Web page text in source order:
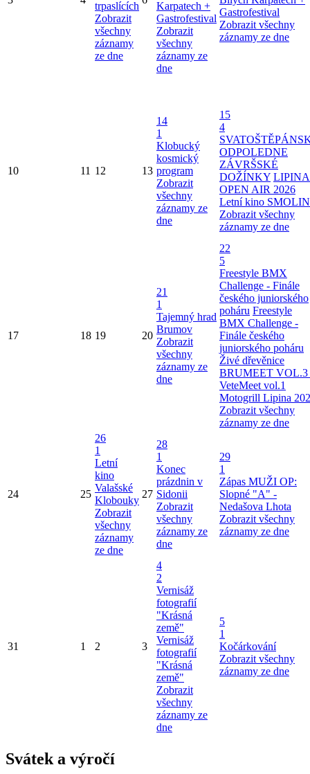
trpaslících
Zobrazit
všechny
záznamy
ze dne
Karpatech +
Gastrofestival
Zobrazit
všechny
záznamy ze
dne
Gastrofestival
Zobrazit všechny
záznamy ze dne
10 11 12 13
14
1
Klobucký
kosmický
program
Zobrazit
všechny
záznamy ze
dne
15
4
ODPOLEDNE
ZÁVRŠSKÉ
DOŽÍNKY LIPINA
OPEN AIR 2026
Letní kino
Zobrazit všechny
záznamy ze dne
17 18 19 20
21
1
Tajemný hrad
Brumov
Zobrazit
všechny
záznamy ze
dne
22
5
Freestyle BMX
Challenge - Finále
českého juniorského
poháru Freestyle
BMX Challenge -
Finále českého
juniorského poháru
Živé dřevěnice
BRUMEET VOL.3
VeteMeet vol.1
Motogrill Lipina
Zobrazit všechny
záznamy ze dne
24 25
26
1
Letní
kino
Valašské
Klobouky
Zobrazit
všechny
záznamy
ze dne
27
28
1
Konec
prázdnin v
Sidonii
Zobrazit
všechny
záznamy ze
dne
29
1
Zápas MUŽI OP:
Slopné "A" -
Nedašova Lhota
Zobrazit všechny
záznamy ze dne
31 1 2 3
4
2
Vernisáž
fotografií
"Krásná
země"
Vernisáž
fotografií
"Krásná
země"
Zobrazit
všechny
záznamy ze
dne
5
1
Kočárkování
Zobrazit všechny
záznamy ze dne
Svátek a výročí